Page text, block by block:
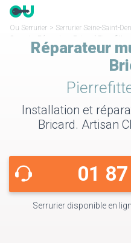
Ou Serrurier > Serrurier Seine-Saint-
Serrurier Réparateur Bricard Pierrefitte-
Réparateur
Installation et
Bricard. Artisan
01
Serrurier disponible en